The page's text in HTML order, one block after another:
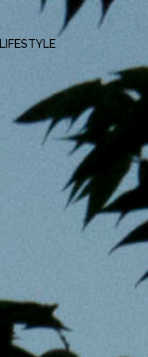
LIFESTYLE